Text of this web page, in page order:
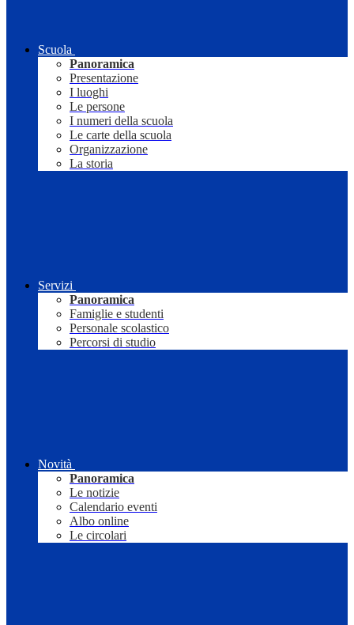
Scuola
Panoramica
Presentazione
I luoghi
Le persone
I numeri della scuola
Le carte della scuola
Organizzazione
La storia
Servizi
Panoramica
Famiglie e studenti
Personale scolastico
Percorsi di studio
Novità
Panoramica
Le notizie
Calendario eventi
Albo online
Le circolari